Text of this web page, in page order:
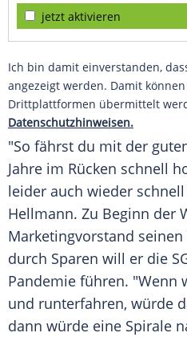
jetzt aktivieren
Ich bin damit einverstanden,
angezeigt werden. Damit
Drittplattformen übermittelt
Datenschutzhinweisen.
"So fährst du mit der
Jahre im Rücken schnell
leider auch wieder
Hellmann. Zu Beginn der
Marketingvorstand seinen
durch Sparen will er die
Pandemie führen. "Wenn
und runterfahren, würde
dann würde eine Spirale